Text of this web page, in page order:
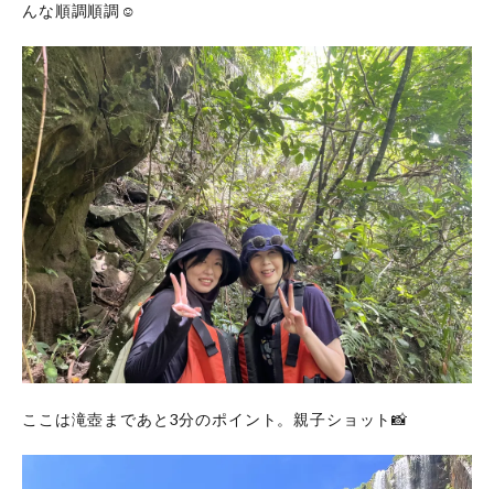
んな順調順調☺️
ここは滝壺まであと3分のポイント。親子ショット📸